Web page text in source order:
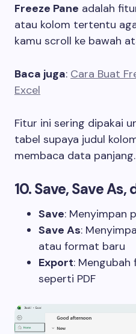
Freeze Pane adalah
atau kolom tertentu
kamu scroll ke bawah
Baca juga: Cara Buat
Excel
Fitur ini sering dipakai
tabel supaya judul
membaca data panjang.
10. Save, Save
Save: Menyimpan
Save As:
atau format baru
Export: Mengubah
seperti PDF